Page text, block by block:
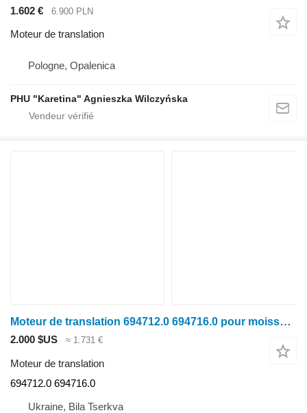
1.602 € 6.900 PLN
Moteur de translation
Pologne, Opalenica
PHU "Karetina" Agnieszka Wilczyńska
Moteur de translation 694712.0 694716.0 pour moissonneuse-batteuse Claas LEXION
2.000 $US ≈ 1.731 €
Moteur de translation
694712.0 694716.0
Ukraine, Bila Tserkva